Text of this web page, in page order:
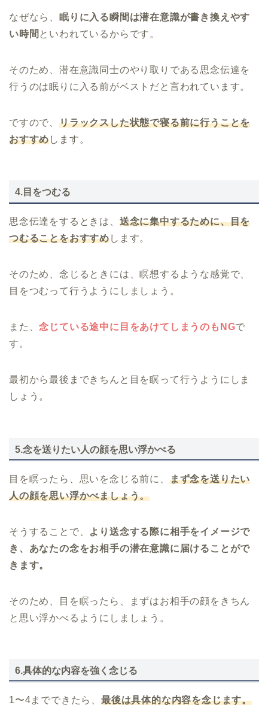
なぜなら、 眠りに入る瞬間は潜在意識が書き換えやす
い時間 といわれているからです。
そのため、潜在意識同士のやり取りである思念伝達を
行うのは眠りに入る前がベストだと言われています。
ですので、 リラックスした状態で寝る前に行うことを
おすすめします。
4.目をつむる
思念伝達をするときは、 送念に集中するために、目を
つむることをおすすめします。
そのため、念じるときには、瞑想するような感覚で、
目をつむって行うようにしましょう。
また、念じている途中に目をあけてしまうのもNGで
す。
最初から最後まできちんと目を瞑って行うようにしま
しょう。
5.念を送りたい人の顔を思い浮かべる
目を瞑ったら、思いを念じる前に、 まず念を送りたい
人の顔を思い浮かべましょう。
そうすることで、 より送念する際に相手をイメージで
き、あなたの念をお相手の潜在意識に届けることがで
きます。
そのため、目を瞑ったら、まずはお相手の顔をきちん
と思い浮かべるようにしましょう。
6.具体的な内容を強く念じる
1〜4までできたら、 最後は具体的な内容を念じます。